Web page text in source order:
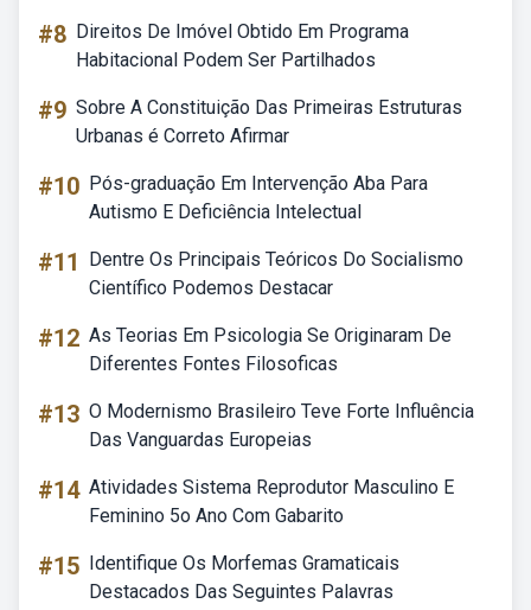
#8 Direitos De Imóvel Obtido Em Programa
Habitacional Podem Ser Partilhados
#9 Sobre A Constituição Das Primeiras Estruturas
Urbanas é Correto Afirmar
#10 Pós-graduação Em Intervenção Aba Para
Autismo E Deficiência Intelectual
#11
Dentre Os Principais Teóricos Do Socialismo
Científico Podemos Destacar
#12 As Teorias Em Psicologia Se Originaram De
Diferentes Fontes Filosoficas
#13 O Modernismo Brasileiro Teve Forte Influência
Das Vanguardas Europeias
#14 Atividades Sistema Reprodutor Masculino E
Feminino 5o Ano Com Gabarito
#15 Identifique Os Morfemas Gramaticais
Destacados Das Seguintes Palavras